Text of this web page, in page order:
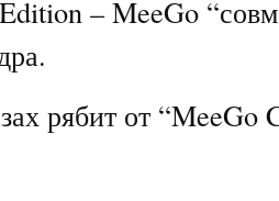
– MeeGo
рябит от “MeeGo